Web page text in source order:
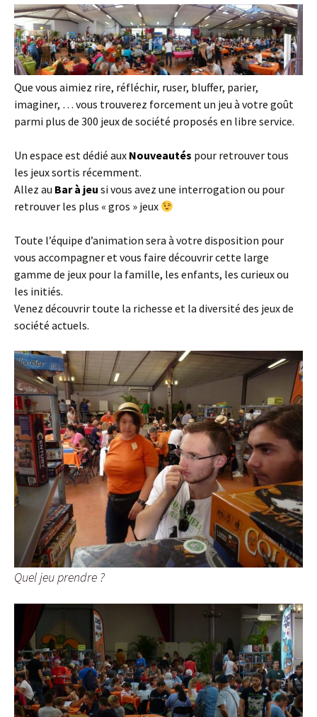
Que vous aimiez rire, réfléchir, ruser, bluffer, parier,
imaginer, … vous trouverez forcement un jeu à votre goût
parmi plus de 300 jeux de société proposés en libre service.
Un espace est dédié aux Nouveautés pour retrouver tous
les jeux sortis récemment.
Allez au Bar à jeu si vous avez une interrogation ou pour
retrouver les plus « gros » jeux
Toute l’équipe d’animation sera à votre disposition pour
vous accompagner et vous faire découvrir cette large
gamme de jeux pour la famille, les enfants, les curieux ou
les initiés.
Venez découvrir toute la richesse et la diversité des jeux de
société actuels.
Quel jeu prendre ?